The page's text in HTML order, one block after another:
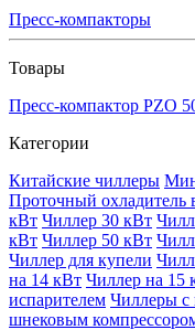
Пресс-компакторы
Товары
Пресс-компактор PZO
Категории
Китайские чиллеры
Проточный охладитель
кВт Чиллер 30 кВт
кВт Чиллер 50 кВт
Чиллер для купели
на 14 кВт Чиллер на 15
испарителем Чиллеры с
шнековым